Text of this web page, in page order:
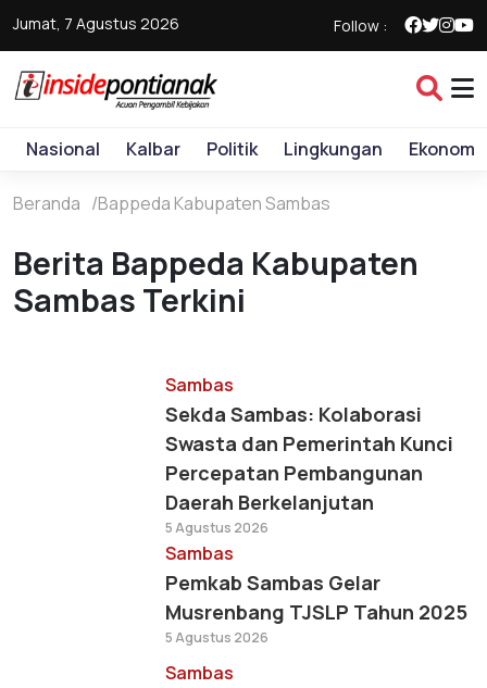
Jumat, 7 Agustus 2026 Follow :
Nasional Kalbar Politik Lingkungan Ekonomi
Beranda Bappeda Kabupaten Sambas
Berita Bappeda Kabupaten
Sambas Terkini
Sambas
Sekda Sambas: Kolaborasi
Swasta dan Pemerintah Kunci
Percepatan Pembangunan
Daerah Berkelanjutan
5 Agustus 2026
Sambas
Pemkab Sambas Gelar
Musrenbang TJSLP Tahun 2025
5 Agustus 2026
Sambas